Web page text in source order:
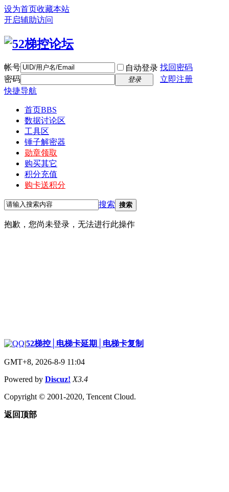
设为首页收藏本站
开启辅助访问
帐号 自动登录 找回密码
密码
登录
立即注册
快捷导航
首页BBS
数据讨论区
工具区
锤子解密器
勋章领取
购买其它
积分充值
购卡送积分
搜索 搜索
抱歉，您尚未登录，无法进行此操作
|52梯控│电梯卡延期│电梯卡复制
GMT+8, 2026-8-9 11:04
Powered by Discuz! X3.4
Copyright © 2001-2020, Tencent Cloud.
返回顶部